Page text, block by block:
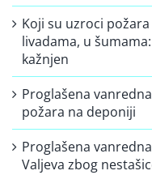
Koji su uzroci
livadama, u
kažnjen
Proglašena
požara na deponiji
Proglašena
Valjeva zbog